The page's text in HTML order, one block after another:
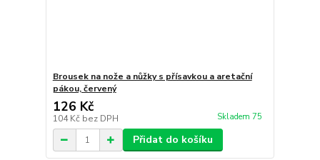
Brousek na nože a nůžky s přísavkou a aretační
pákou, červený
126 Kč
104 Kč bez DPH Skladem 75
Přidat do košíku